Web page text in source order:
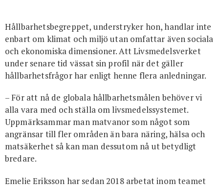
Hållbarhetsbegreppet, understryker hon, handlar inte
enbart om klimat och miljö utan omfattar även sociala
och ekonomiska dimensioner. Att Livsmedelsverket
under senare tid vässat sin profil när det gäller
hållbarhetsfrågor har enligt henne flera anledningar.
– För att nå de globala hållbarhetsmålen behöver vi
alla vara med och ställa om livsmedelssystemet.
Uppmärksammar man matvanor som något som
angränsar till fler områden än bara näring, hälsa och
matsäkerhet så kan man dessutom nå ut betydligt
bredare.
Emelie Eriksson har sedan 2018 arbetat inom teamet